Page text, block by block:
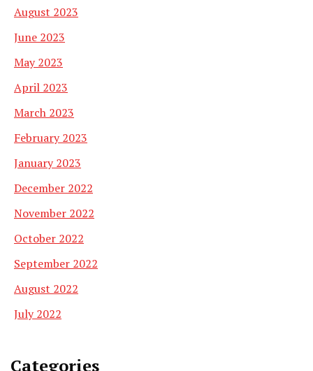
August 2023
June 2023
May 2023
April 2023
March 2023
February 2023
January 2023
December 2022
November 2022
October 2022
September 2022
August 2022
July 2022
Categories